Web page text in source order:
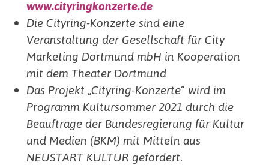
www.cityringkonzerte.de
Die Cityring-Konzerte sind eine
Veranstaltung der Gesellschaft für City
Marketing Dortmund mbH in Kooperation
mit dem Theater Dortmund
Das Projekt „Cityring-Konzerte“ wird im
Programm Kultursommer 2021 durch die
Beauftrage der Bundesregierung für Kultur
und Medien (BKM) mit Mitteln aus
NEUSTART KULTUR gefördert.